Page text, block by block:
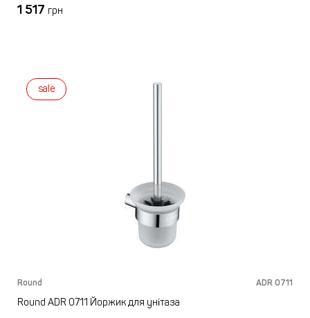
1 517 грн
sale
Round ADR 0711
Round ADR 0711 Йоржик для унітаза